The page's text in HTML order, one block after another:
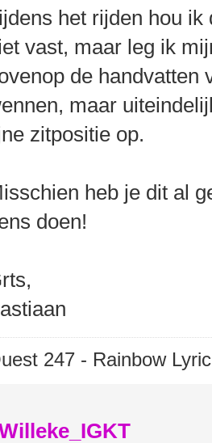
het rijden hou
vast, maar leg ik
de handvatten
maar
zitpositie op.
heb je dit al
doen!
247 - Rainbow